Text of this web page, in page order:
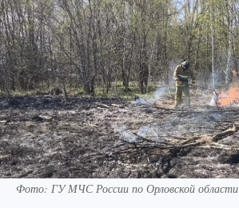
Фото: ГУ МЧС России по Орловской области